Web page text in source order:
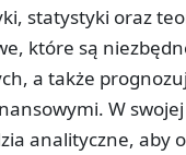
statystyki oraz
które są
a także
W
analityczne, aby